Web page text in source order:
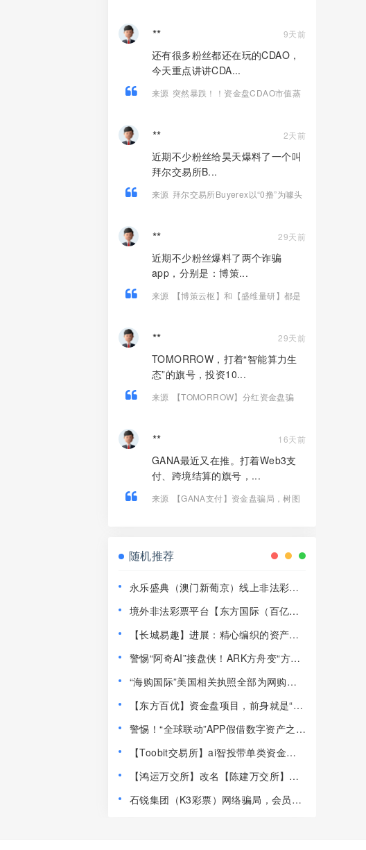
** 9天前
还有很多粉丝都还在玩的CDAO，
今天重点讲讲CDA...
来源 突然暴跌！！资金盘CDAO市值蒸
** 2天前
近期不少粉丝给昊天爆料了一个叫
拜尔交易所B...
来源 拜尔交易所Buyerex以“0撸”为噱头
** 29天前
近期不少粉丝爆料了两个诈骗
app，分别是：博策...
来源
【博策云枢】和【盛维量研】都是
** 29天前
TOMORROW，打着“智能算力生
态”的旗号，投资10...
来源
【TOMORROW】分红资金盘骗
** 16天前
GANA最近又在推。打着Web3支
付、跨境结算的旗号，...
来源
【GANA支付】资金盘骗局，树图
随机推荐
永乐盛典（澳门新葡京）线上非法彩票
崩盘跑路！
境外非法彩票平台【东方国际（百亿团
【长城易趣】进展：精心编织的资产骗
警惕“阿奇AI”接盘侠！ARK方舟变“方
“海购国际”美国相关执照全部为网购，
【东方百优】资金盘项目，前身就是“东
警惕！“全球联动”APP假借数字资产之名
【Toobit交易所】ai智投带单类资金盘
离！
【鸿运万交所】改名【陈建万交所】掩
石锐集团（K3彩票）网络骗局，会员提